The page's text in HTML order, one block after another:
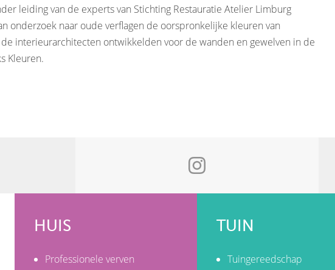
leiding van de experts van Stichting Restauratie Atelier Limburg
onderzoek naar oude verflagen de oorspronkelijke kleuren van
interieurarchitecten ontwikkelden voor de wanden en gewelven in de
Kleuren.
HUIS
Professionele verven
TUIN
Tuingereedschap